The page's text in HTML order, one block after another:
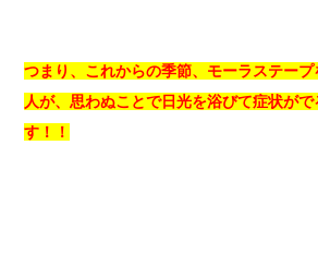
つまり、これからの季節、モーラステー
人が、思わぬことで日光を浴びて症状が
す！！